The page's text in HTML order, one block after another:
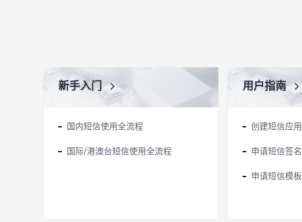
新手入门
国内短信使用全流程
国际/港澳台短信使用全流程
用户指南
创建短信应用
申请短信签名
申请短信模板